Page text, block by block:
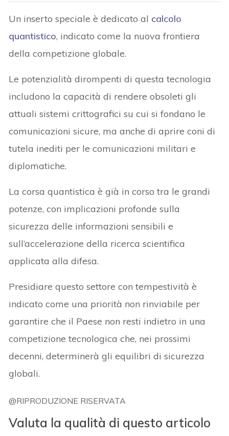
Un inserto speciale è dedicato al calcolo
quantistico, indicato come la nuova frontiera
della competizione globale.
Le potenzialità dirompenti di questa tecnologia
includono la capacità di rendere obsoleti gli
attuali sistemi crittografici su cui si fondano le
comunicazioni sicure, ma anche di aprire coni di
tutela inediti per le comunicazioni militari e
diplomatiche.
La corsa quantistica è già in corso tra le grandi
potenze, con implicazioni profonde sulla
sicurezza delle informazioni sensibili e
sull’accelerazione della ricerca scientifica
applicata alla difesa.
Presidiare questo settore con tempestività è
indicato come una priorità non rinviabile per
garantire che il Paese non resti indietro in una
competizione tecnologica che, nei prossimi
decenni, determinerà gli equilibri di sicurezza
globali.
@RIPRODUZIONE RISERVATA
Valuta la qualità di questo articolo